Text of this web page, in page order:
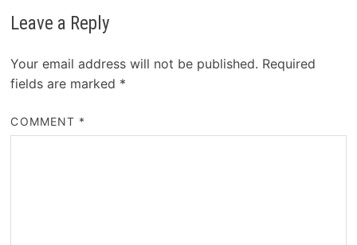
Leave a Reply
Your email address will not be published. Required
fields are marked *
COMMENT *